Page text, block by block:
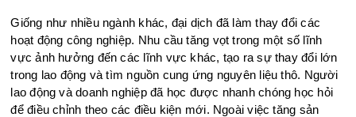
Giống như nhiều ngành khác, đại dịch đã làm thay đổi các
hoạt động công nghiệp. Nhu cầu tăng vọt trong một số lĩnh
vực ảnh hưởng đến các lĩnh vực khác, tạo ra sự thay đổi lớn
trong lao động và tìm nguồn cung ứng nguyên liệu thô. Người
lao động và doanh nghiệp đã học được nhanh chóng học hỏi
để điều chỉnh theo các điều kiện mới. Ngoài việc tăng sản